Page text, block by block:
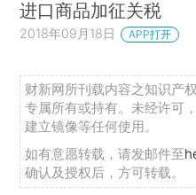
进口商品加征关税
2018年09月18日 APP打开
财新网所刊载内容之知识产
专属所有或持有。未经许可
建立镜像等任何使用。
如有意愿转载，请发邮件至
确认及授权后，方可转载。